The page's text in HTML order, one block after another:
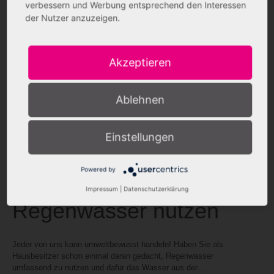
Regenwasser nutzen
Jeder von uns kann umweltbewusst handeln! Haben Sie als
Hausbesitzer schon einmal daran gedacht, Regenwasser
umfassend zu nutzen und dafür das Wasser aus der…
verbessern und Werbung entsprechend den Interessen
der Nutzer anzuzeigen.
Akzeptieren
Ablehnen
Einstellungen
Powered by
Impressum Datenschutzerklärung